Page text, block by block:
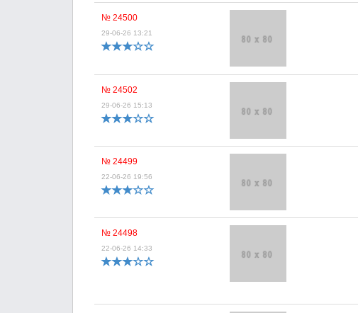
№ 24500
29-06-26 13:21
№ 24502
29-06-26 15:13
№ 24499
22-06-26 19:56
№ 24498
22-06-26 14:33